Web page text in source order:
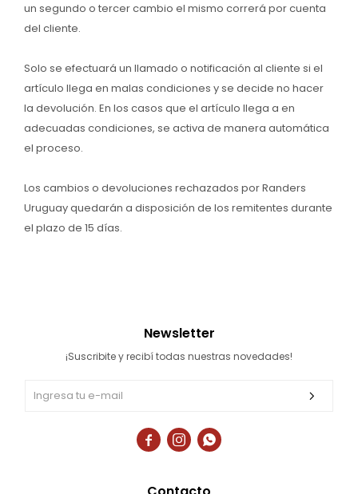
un segundo o tercer cambio el mismo correrá por cuenta
del cliente.
Solo se efectuará un llamado o notificación al cliente si el
artículo llega en malas condiciones y se decide no hacer
la devolución. En los casos que el artículo llega a en
adecuadas condiciones, se activa de manera automática
el proceso.
Los cambios o devoluciones rechazados por Randers
Uruguay quedarán a disposición de los remitentes durante
el plazo de 15 días.
Newsletter
¡Suscribite y recibí todas nuestras novedades!
  